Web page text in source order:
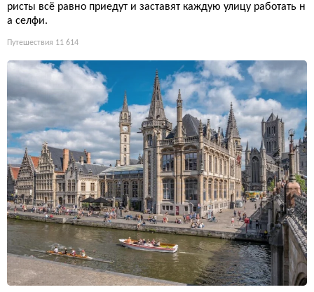
ристы всё равно приедут и заставят каждую улицу работать н
а селфи.
Путешествия 11 614